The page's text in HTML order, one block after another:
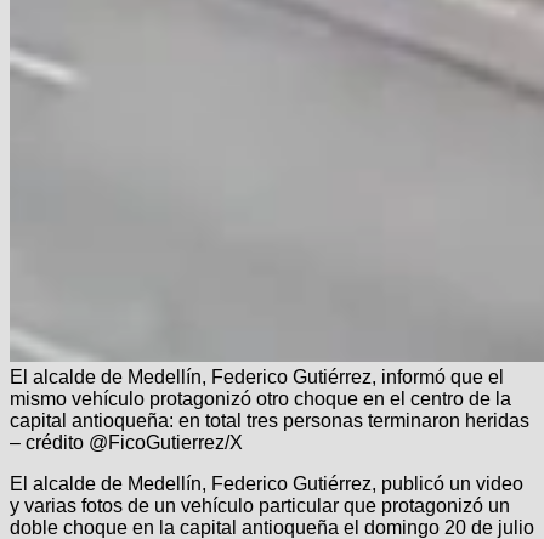
El alcalde de Medellín, Federico Gutiérrez, informó que el
mismo vehículo protagonizó otro choque en el centro de la
capital antioqueña: en total tres personas terminaron heridas
– crédito @FicoGutierrez/X
El alcalde de Medellín, Federico Gutiérrez, publicó un video
y varias fotos de un vehículo particular que protagonizó un
doble choque en la capital antioqueña el domingo 20 de julio